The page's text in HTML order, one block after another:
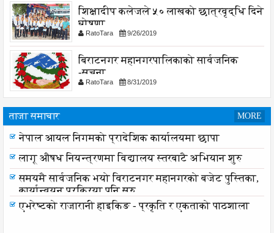
शिक्षादीप कलेजले ५० लाखको छात्रवृद्धि दिने
घोषणा
RatoTara 9/26/2019
बिराटनगर महानगरपालिकाको सार्वजनिक
-सुचना
RatoTara 8/31/2019
ताजा समाचार MORE
नेपाल आयल निगमको प्रादेशिक कार्यालयमा छापा
लागू औषध नियन्त्रणमा विद्यालय स्तरबाटै अभियान शुरु
समयमै सार्वजनिक भयो विराटनगर महानगरको बजेट पुस्तिका,
कार्यान्वयन प्रक्रिया पनि सुरु
एभरेष्टको राजारानी हाइकिङ - प्रकृति र एकताको पाठशाला